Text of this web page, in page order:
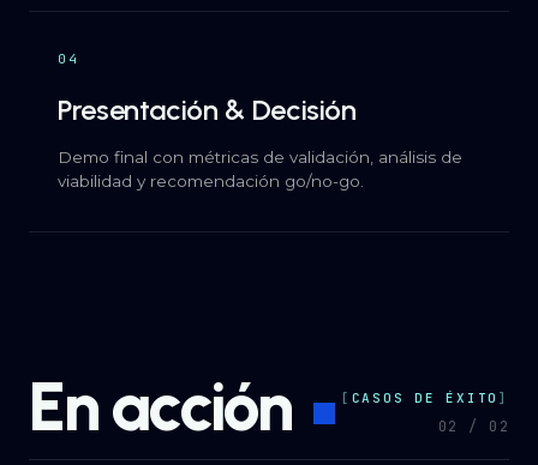
04
Presentación & Decisión
Demo final con métricas de validación, análisis de
viabilidad y recomendación go/no-go.
En acción CASOS DE ÉXITO
02 / 0 2